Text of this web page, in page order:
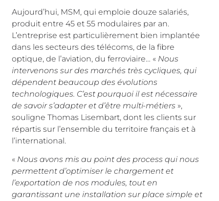
Aujourd’hui, MSM, qui emploie douze salariés,
produit entre 45 et 55 modulaires par an.
L’entreprise est particulièrement bien implantée
dans les secteurs des télécoms, de la fibre
optique, de l’aviation, du ferroviaire… « Nous
intervenons sur des marchés très cycliques, qui
dépendent beaucoup des évolutions
technologiques. C’est pourquoi il est nécessaire
de savoir s’adapter et d’être multi-métiers »,
souligne Thomas Lisembart, dont les clients sur
répartis sur l’ensemble du territoire français et à
l’international.
« Nous avons mis au point des process qui nous
permettent d’optimiser le chargement et
l’exportation de nos modules, tout en
garantissant une installation sur place simple et